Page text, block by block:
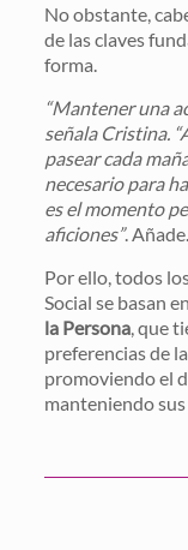
No obstante,
de las claves
forma.
“Mantener una
señala Cristina.
pasear cada
necesario para
es el momento
aficiones”. Añade.
Por ello, todos
Social se basan
la Persona, que
preferencias de
promoviendo el
manteniendo